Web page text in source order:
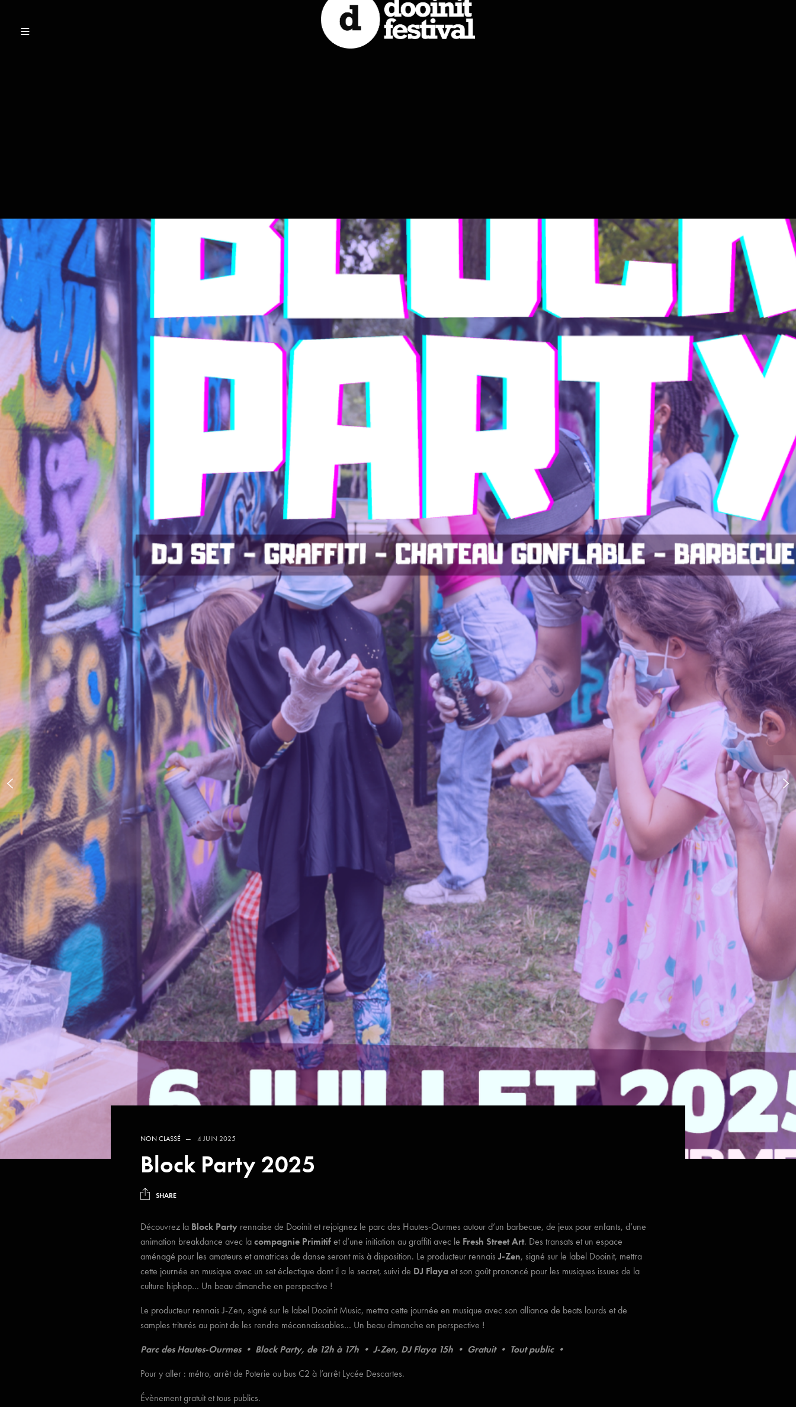
Dooinit Festival 2025 Soirée Focus Funk
NON CLASSÉ 4 JUIN 2025
Block Party 2025
SHARE
Découvrez la Block Party rennaise de Dooinit et rejoignez le parc des Hautes-Ourmes autour d’un barbecue, de jeux pour enfants, d’une
animation breakdance avec lacompagnie Primitifet d’une initiation au graffiti avec le Fresh Street Art. Des transats et un espace
aménagé pour les amateurs et amatrices de danse seront mis à disposition. Le producteur rennaisJ-Zen, signé sur le label Dooinit, mettra
cette journée en musique avec un set éclectique dont il a le secret, suivi de DJ Flayaet son goût prononcé pour les musiques issues de la
culture hiphop… Un beau dimanche en perspective !
Le producteur rennais J-Zen, signé sur le label Dooinit Music, mettra cette journée en musique avec son alliance de beats lourds et de
samples triturés au point de les rendre méconnaissables… Un beau dimanche en perspective !
Parc des Hautes-Ourmes • Block Party, de 12h à 17h • J-Zen, DJ Flaya 15h • Gratuit • Tout public •
Pour y aller : métro, arrêt de Poterie ou bus C2 à l’arrêt Lycée Descartes.
Évènement gratuit et tous publics.